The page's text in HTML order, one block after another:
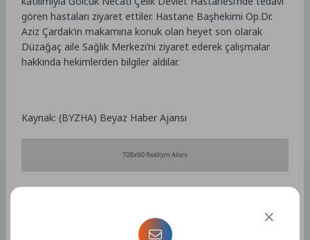
gören hastaları ziyaret ettiler. Hastane Başhekimi Op.Dr.
Aziz Çardak’ın makamına konuk olan heyet son olarak
Düzağaç aile Sağlık Merkezi’ni ziyaret ederek çalışmalar
hakkında hekimlerden bilgiler aldılar.
Kaynak: (BYZHA) Beyaz Haber Ajansı
Bu yazıya ait etiket bulunamadı.